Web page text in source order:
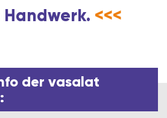
<<<
der vasalat